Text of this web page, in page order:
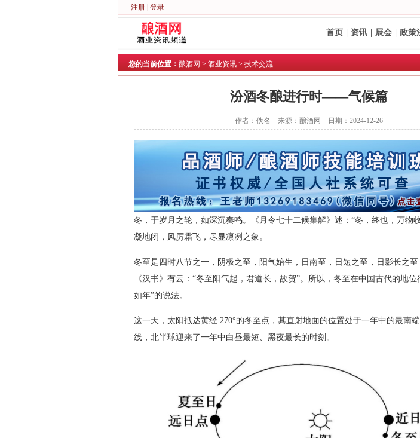
注册 登录
首页 资讯 展会 政策
您的当前位置： 酿酒网 > 酒业资讯 > 技术交流
汾酒冬酿进行时——气候篇
作者：佚名 来源：酿酒网 日期：2024-12-26
冬，于岁月之轮，如深沉奏鸣。《月令七十二候集解》述：“冬，终也，万物
凝地闭，风厉霜飞，尽显凛冽之象。
冬至是四时八节之一，阴极之至，阳气始生，日南至，日短之至，日影长之至
《汉书》有云：“冬至阳气起，君道长，故贺”。所以，冬至在中国古代的地
如年”的说法。
这一天，太阳抵达黄经 270°的冬至点，其直射地面的位置处于一年中的最南
线，北半球迎来了一年中白昼最短、黑夜最长的时刻。